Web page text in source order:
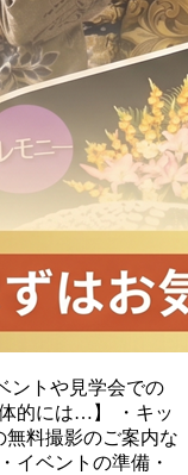
ントや見学会での
的には…】 ・キッ
無料撮影のご案内な
イベントの準備・